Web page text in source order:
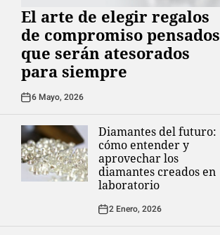
El arte de elegir regalos
de compromiso pensados
que serán atesorados
para siempre
6 Mayo, 2026
Diamantes del futuro:
cómo entender y
aprovechar los
diamantes creados en
laboratorio
2 Enero, 2026